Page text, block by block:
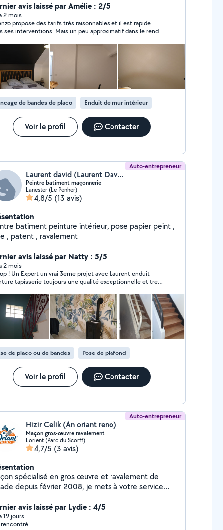
polyvalence et sens du détail, je propose mes
pour vous accompagner dans tous vos projets
légère ou d'entretien de votre logement
professionnel. Je suis à votre écoute pour
demande de devis ou renseignement.
rapides, travail soigné et tarifs adaptés à
budget
avis laissé par Amélie : 2/5
2 mois
propose des tarifs très raisonnables et il est rapide
ses interventions. Mais un peu approximatif dans le rendu
de bandes de placo Enduit de mur intérieur
Voir le profil Contacter
Auto-entrepreneur
Laurent david (Laurent David)
Peintre batiment maçonnerie
Lanester (Le Penher)
4,8/5 (13 avis)
batiment peinture intérieur, pose papier peint ,
, patent , ravalement
avis laissé par Natty : 5/5
2 mois
Expert un vrai 3eme projet avec Laurent enduit
tapisserie toujours une qualité exceptionnelle et tres
de placo ou de bandes Pose de plafond
Voir le profil Contacter
Auto-entrepreneur
Hizir Celik (An oriant reno)
Maçon gros-œuvre ravalement
Lorient (Parc du Scorff)
4,7/5 (3 avis)
spécialisé en gros œuvre et ravalement de
depuis février 2008, je mets à votre service
en rénovation. Réalisation d'enduits,
de façade, escaliers, terrasses et
en béton armé. Travail soigné, respect
avis laissé par Lydie : 4/5
19 jours
rencontré